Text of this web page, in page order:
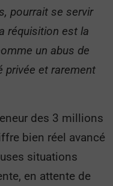
pourrait se servir
réquisition est la
un abus de
privée et rarement
des 3 millions
bien réel avancé
situations
en attente de